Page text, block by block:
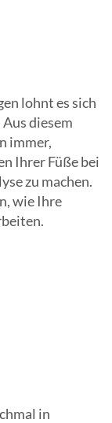
lohnt es sich
diesem
immer,
Ihrer Füße bei
zu machen.
wie Ihre
in